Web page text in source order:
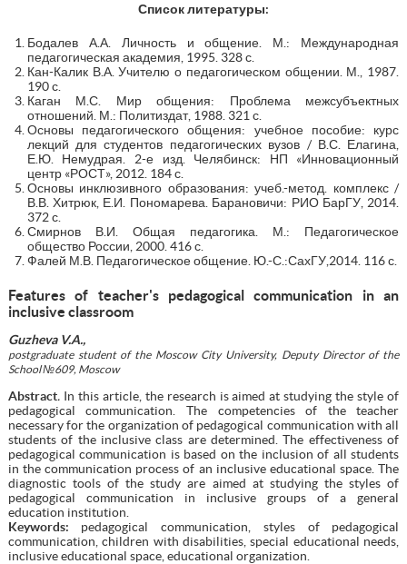
Список литературы:
Бодалев А.А. Личность и общение. М.: Международная
педагогическая академия, 1995. 328 с.
Кан-Калик В.А. Учителю о педагогическом общении. М., 1987.
190 с.
Каган М.С. Мир общения: Проблема межсубъектных
отношений. М.: Политиздат, 1988. 321 с.
Основы педагогического общения: учебное пособие: курс
лекций для студентов педагогических вузов / В.С. Елагина,
Е.Ю. Немудрая. 2-е изд. Челябинск: НП «Инновационный
центр «РОСТ», 2012. 184 с.
Основы инклюзивного образования: учеб.-метод. комплекс /
В.В. Хитрюк, Е.И. Пономарева. Барановичи: РИО БарГУ, 2014.
372 с.
Смирнов В.И. Общая педагогика. М.: Педагогическое
общество России, 2000. 416 с.
Фалей М.В. Педагогическое общение. Ю.-С.:СахГУ,2014. 116 с.
Features of teacher's pedagogical communication in an
inclusive classroom
Guzheva V.A.,
postgraduate student of the Moscow City University, Deputy Director of the
School №609, Moscow
Abstract.In this article, the research is aimed at studying the style of
pedagogical communication. The competencies of the teacher
necessary for the organization of pedagogical communication with all
students of the inclusive class are determined. The effectiveness of
pedagogical communication is based on the inclusion of all students
in the communication process of an inclusive educational space. The
diagnostic tools of the study are aimed at studying the styles of
pedagogical communication in inclusive groups of a general
education institution.
Keywords: pedagogical communication, styles of pedagogical
communication, children with disabilities, special educational needs,
inclusive educational space, educational organization.